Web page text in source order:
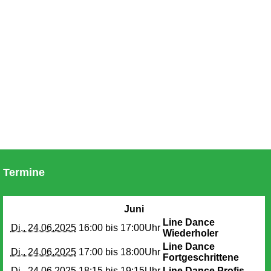
Termine
Juni
Di.. 24.06.2025 16:00 bis 17:00Uhr
Line Dance
Wiederholer
Di.. 24.06.2025 17:00 bis 18:00Uhr
Line Dance
Fortgeschrittene